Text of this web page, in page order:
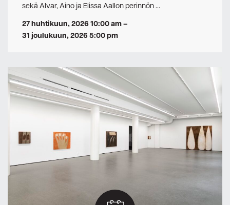
sekä Alvar, Aino ja Elissa Aallon perinnön …
27 huhtikuun, 2026 10:00 am–
31 joulukuun, 2026 5:00 pm